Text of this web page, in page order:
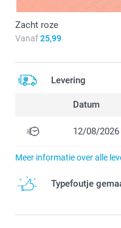
Zacht roze
Vanaf25,99
Levering
Datum
12/08/2026
Meer informatie over alle
Typefoutje